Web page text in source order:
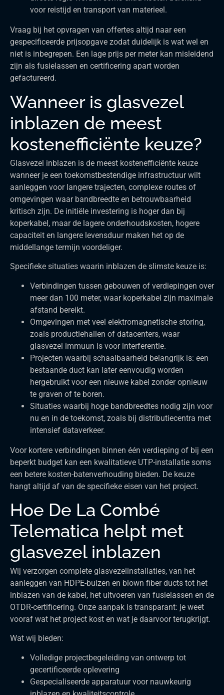
voor reistijd en transport van materieel.
Vraag bij het opvragen van offertes altijd naar een
gespecificeerde prijsopgave zodat duidelijk is wat wel en
niet is inbegrepen. Een lage prijs per meter kan misleidend
zijn als fusielassen en certificering apart worden
gefactureerd.
Wanneer is glasvezel
inblazen de meest
kostenefficiënte keuze?
Glasvezel inblazen is de meest kostenefficiënte keuze
wanneer je een toekomstbestendige infrastructuur wilt
aanleggen voor langere trajecten, complexe routes of
omgevingen waar bandbreedte en betrouwbaarheid
kritisch zijn. De initiële investering is hoger dan bij
koperkabel, maar de lagere onderhoudskosten, hogere
capaciteit en langere levensduur maken het op de
middellange termijn voordeliger.
Specifieke situaties waarin inblazen de slimste keuze is:
Verbindingen tussen gebouwen of verdiepingen over
meer dan 100 meter, waar koperkabel zijn maximale
afstand bereikt.
Omgevingen met veel elektromagnetische storing,
zoals productiehallen of datacenters, waar
glasvezel immuun is voor interferentie.
Projecten waarbij schaalbaarheid belangrijk is: een
bestaande duct kan later eenvoudig worden
hergebruikt voor een nieuwe kabel zonder opnieuw
te graven of te boren.
Situaties waarbij hoge bandbreedtes nodig zijn voor
nu en in de toekomst, zoals bij distributiecentra met
intensief dataverkeer.
Voor kortere verbindingen binnen één verdieping of bij een
beperkt budget kan een kwalitatieve UTP-installatie soms
een betere kosten-batenverhouding bieden. De keuze
hangt altijd af van de specifieke eisen van het project.
Hoe De La Combé
Telematica helpt met
glasvezel inblazen
Wij verzorgen complete glasvezelinstallaties, van het
aanleggen van HDPE-buizen en blown fiber ducts tot het
inblazen van de kabel, het uitvoeren van fusielassen en de
OTDR-certificering. Onze aanpak is transparant: je weet
vooraf wat het project kost en wat je daarvoor terugkrijgt.
Wat wij bieden:
Volledige projectbegeleiding van ontwerp tot
gecertificeerde oplevering
Gespecialiseerde apparatuur voor nauwkeurig